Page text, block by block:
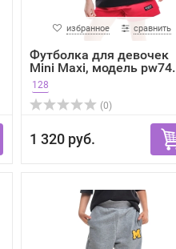
избранное сравнить
Футболка для девочек
Mini Maxi, модель
128
(0)
1 320 руб.